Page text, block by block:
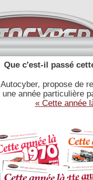
RÉFÉRENCES
JOURNALISTIQUES
date
Que c'est-il passé
Autocyber, propose de
une année particulière
« Cette année